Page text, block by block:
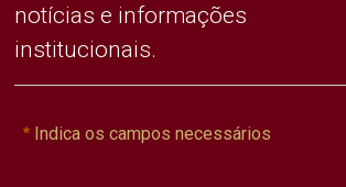
notícias e informações
institucionais.
Indica os campos necessários